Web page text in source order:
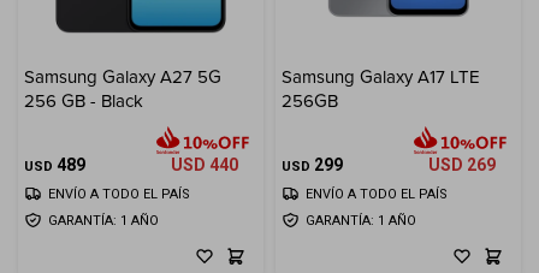
Samsung Galaxy A27 5G
256 GB - Black
USD 489 USD 440
GARANTÍA: 1 AÑO
ENVÍO A TODO EL PAÍS
Samsung Galaxy A17 LTE
256GB
USD 299 USD 269
GARANTÍA: 1 AÑO
ENVÍO A TODO EL PAÍS